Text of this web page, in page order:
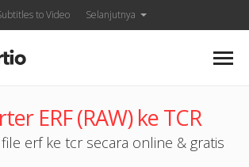
to Video Selanjutnya
ERF (RAW) ke TCR
erf ke tcr secara online & gratis